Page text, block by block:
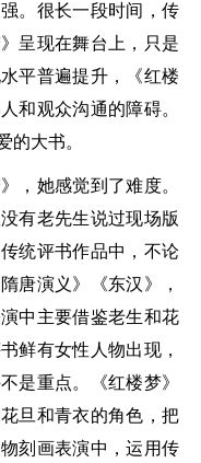
。很长一段时间，传
呈现在舞台上，只是
平普遍提升，《红楼
和观众沟通的障碍。
的大书。
她感觉到了难度。
有老先生说过现场版
统评书作品中，不论
唐演义》《东汉》，
中主要借鉴老生和花
鲜有女性人物出现，
是重点。《红楼梦》
旦和青衣的角色，把
刻画表演中，运用传